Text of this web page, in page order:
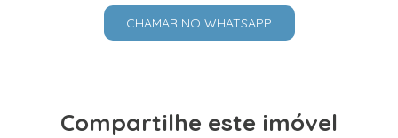
CHAMAR NO WHATSAPP
Compartilhe este imóvel